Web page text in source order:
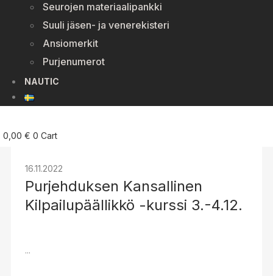
Seurojen materiaalipankki
Suuli jäsen- ja venerekisteri
Ansiomerkit
Purjenumerot
NAUTIC
0,00 € 0 Cart
16.11.2022
Purjehduksen Kansallinen
Kilpailupäällikkö -kurssi 3.-4.12.
...